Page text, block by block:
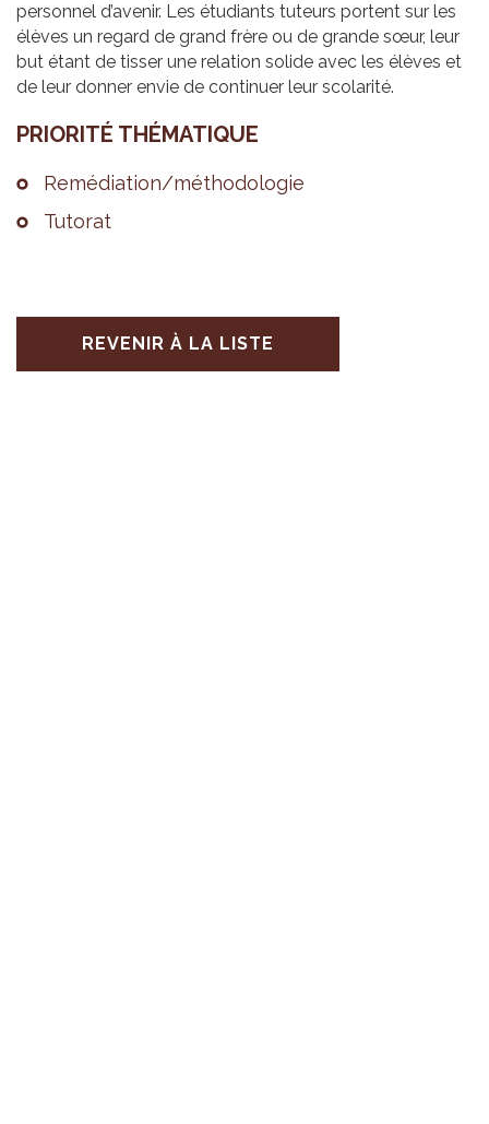
personnel d’avenir. Les étudiants tuteurs portent sur les
élèves un regard de grand frère ou de grande sœur, leur
but étant de tisser une relation solide avec les élèves et
de leur donner envie de continuer leur scolarité.
PRIO­RITÉ THÉ­MA­TIQUE
Remé­dia­tion/métho­do­lo­gie
Tuto­rat
REVENIR À LA LISTE